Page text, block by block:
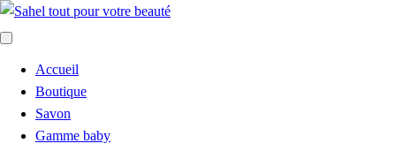
Accueil
Boutique
Savon
Gamme baby